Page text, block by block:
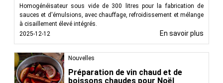
Homogénéisateur sous vide de 300 litres pour la fabrication de
sauces et d'émulsions, avec chauffage, refroidissement et mélange
à cisaillement élevé intégrés.
2025-12-12
En savoir plus
Nouvelles
Préparation de vin chaud et de
boissons chaudes pour Noël